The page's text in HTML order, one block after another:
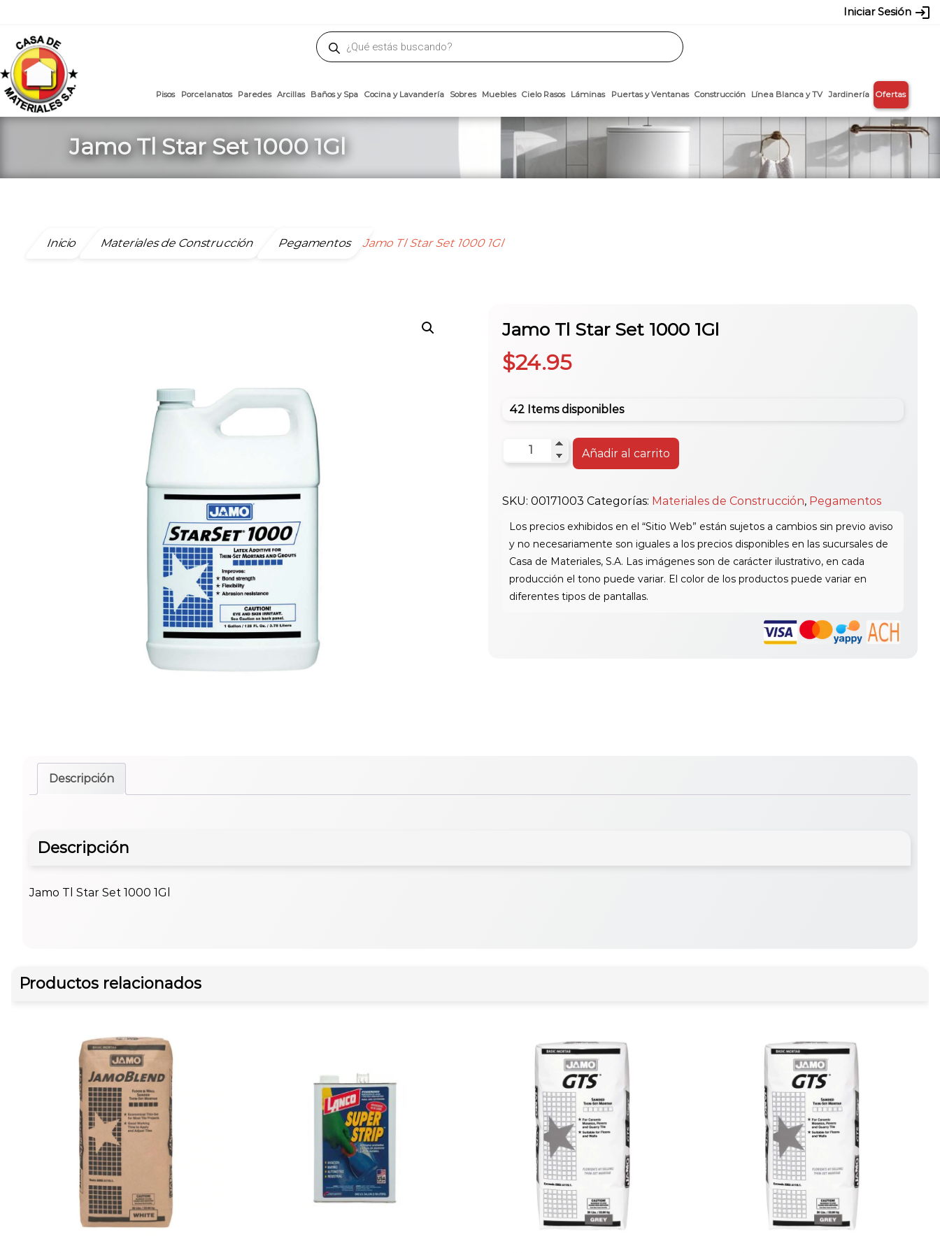
Iniciar Sesión login
de
productos
Línea Blanca y
Jamo Tl Star Set 1000 1Gl
Inicio Materiales de Construcción Pegamentos Jamo Tl Star Set 1000 1Gl
Jamo Tl Star Set 1000 1Gl
$24.95
42 Items disponibles
Jamo
Tl
Set
1000
1Gl
cantidad
Añadir al carrito
SKU: 00171003 Categorías: Materiales de Construcción, Pegamentos
Descripción
Descripción
Jamo Tl Star Set 1000 1Gl
Productos relacionados